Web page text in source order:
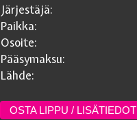
Järjestäjä:
Paikka:
Osoite:
Pääsymaksu:
Lähde:
OSTA LIPPU / LISÄTIEDOT